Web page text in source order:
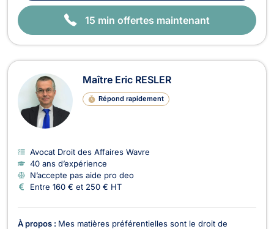
15 min offertes maintenant
Maître Eric RESLER
Répond rapidement
Avocat Droit des Affaires Wavre
40 ans d’expérience
N’accepte pas aide pro deo
Entre 160 € et 250 € HT
À propos : Mes matières préférentielles sont le droit de